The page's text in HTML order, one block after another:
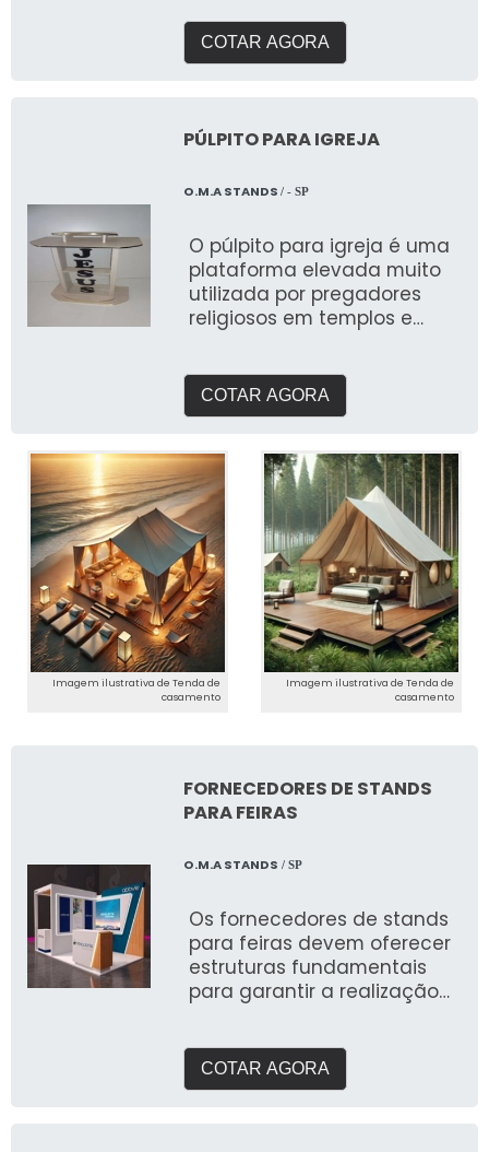
COTAR AGORA
PÚLPITO PARA IGREJA
O.M.A STANDS / - SP
O púlpito para igreja é uma
plataforma elevada muito
utilizada por pregadores
religiosos em templos e
COTAR AGORA
Imagem ilustrativa de Tenda de
casamento
Imagem ilustrativa de Tenda de
casamento
FORNECEDORES DE STANDS
PARA FEIRAS
O.M.A STANDS / SP
Os fornecedores de stands
para feiras devem oferecer
estruturas fundamentais
para garantir a realização
COTAR AGORA